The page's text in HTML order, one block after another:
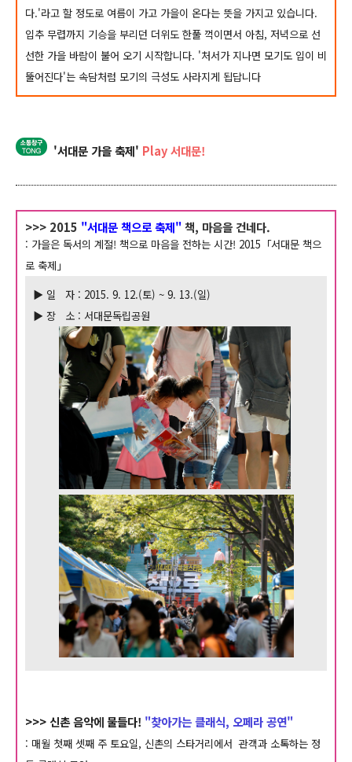
다.'라고 할 정도로 여름이 가고 가을이 온다는 뜻을 가지고 있습니다.
입추 무렵까지 기승을 부리던 더위도 한풀 꺽이면서 아침, 저녁으로 선
선한 가을 바람이 불어 오기 시작합니다. '처서가 지나면 모기도 입이 비
뚤어진다'는 속담처럼 모기의 극성도 사라지게 됩답니다
'서대문 가을 축제' Play 서대문!
>>> 2015 "서대문 책으로 축제"책, 마음을 건네다.
: 가을은 독서의 계절! 책으로 마음을 전하는 시간! 2015「서대문 책으
로 축제」
▶ 일 자 : 2015. 9. 12.(토) ~ 9. 13.(일)
▶ 장 소 : 서대문독립공원
>>> 신촌 음악에 물들다! "찾아가는 클래식, 오페라 공연"
: 매월 첫째 셋째 주 토요일, 신촌의 스타거리에서 관객과 소톡하는 정